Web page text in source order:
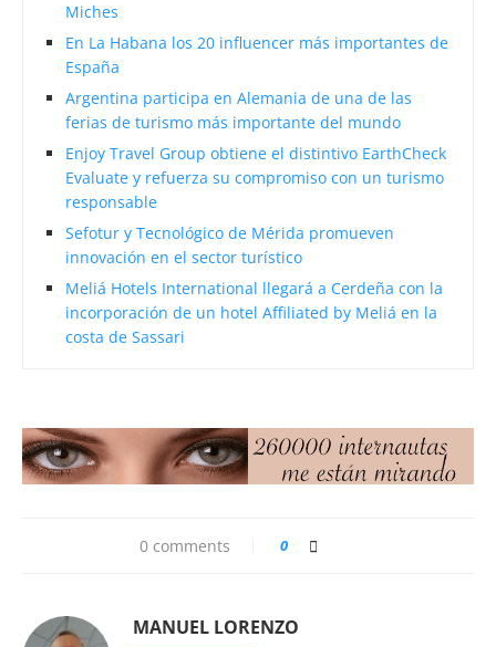
Miches
En La Habana los 20 influencer más importantes de
España
Argentina participa en Alemania de una de las
ferias de turismo más importante del mundo
Enjoy Travel Group obtiene el distintivo EarthCheck
Evaluate y refuerza su compromiso con un turismo
responsable
Sefotur y Tecnológico de Mérida promueven
innovación en el sector turístico
Meliá Hotels International llegará a Cerdeña con la
incorporación de un hotel Affiliated by Meliá en la
costa de Sassari
0 comments 0
MANUEL LORENZO